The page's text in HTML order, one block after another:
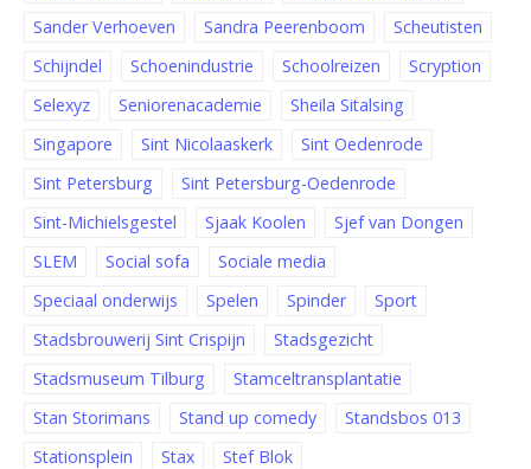
Sander Verhoeven
Sandra Peerenboom
Scheutisten
Schijndel
Schoenindustrie Schoolreizen
Scryption
Selexyz
Seniorenacademie
Sheila Sitalsing
Singapore
Sint Nicolaaskerk
Sint Oedenrode
Sint Petersburg
Sint Petersburg-Oedenrode
Sint-Michielsgestel
Sjaak Koolen
Sjef van Dongen
SLEM
Social sofa
Sociale media
Speciaal onderwijs
Spelen Spinder
Sport
Stadsbrouwerij Sint Crispijn
Stadsgezicht
Stadsmuseum Tilburg
Stamceltransplantatie
Stan Storimans
Stand up comedy
Standsbos 013
Stationsplein
Stax
Stef Blok